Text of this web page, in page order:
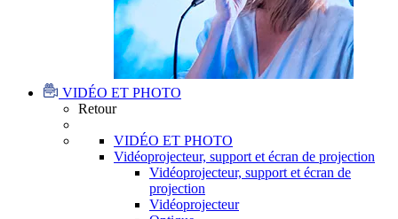
VIDÉO ET PHOTO
Retour
VIDÉO ET PHOTO
Vidéoprojecteur, support et écran de projection
Vidéoprojecteur, support et écran de
projection
Vidéoprojecteur